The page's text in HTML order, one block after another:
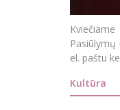
el. paštu
Kultūra